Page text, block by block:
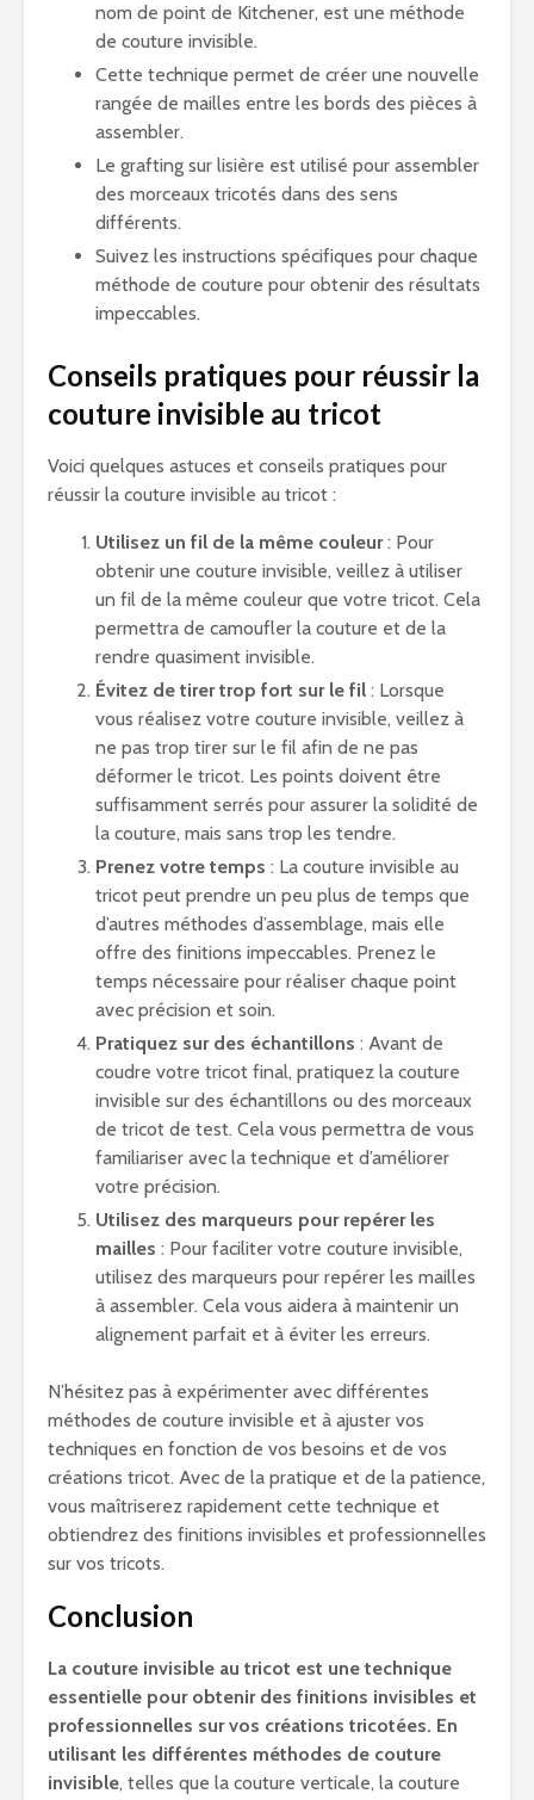
nom de point de Kitchener, est une méthode
de couture invisible.
Cette technique permet de créer une nouvelle
rangée de mailles entre les bords des pièces à
assembler.
Le grafting sur lisière est utilisé pour assembler
des morceaux tricotés dans des sens
différents.
Suivez les instructions spécifiques pour chaque
méthode de couture pour obtenir des résultats
impeccables.
Conseils pratiques pour réussir la
couture invisible au tricot
Voici quelques astuces et conseils pratiques pour
réussir la couture invisible au tricot :
Utilisez un fil de la même couleur: Pour
obtenir une couture invisible, veillez à utiliser
un fil de la même couleur que votre tricot. Cela
permettra de camoufler la couture et de la
rendre quasiment invisible.
Évitez de tirer trop fort sur le fil : Lorsque
vous réalisez votre couture invisible, veillez à
ne pas trop tirer sur le fil afin de ne pas
déformer le tricot. Les points doivent être
suffisamment serrés pour assurer la solidité de
la couture, mais sans trop les tendre.
Prenez votre temps : La couture invisible au
tricot peut prendre un peu plus de temps que
d’autres méthodes d’assemblage, mais elle
offre des finitions impeccables. Prenez le
temps nécessaire pour réaliser chaque point
avec précision et soin.
Pratiquez sur des échantillons : Avant de
coudre votre tricot final, pratiquez la couture
invisible sur des échantillons ou des morceaux
de tricot de test. Cela vous permettra de vous
familiariser avec la technique et d’améliorer
votre précision.
Utilisez des marqueurs pour repérer les
mailles : Pour faciliter votre couture invisible,
utilisez des marqueurs pour repérer les mailles
à assembler. Cela vous aidera à maintenir un
alignement parfait et à éviter les erreurs.
N’hésitez pas à expérimenter avec différentes
méthodes de couture invisible et à ajuster vos
techniques en fonction de vos besoins et de vos
créations tricot. Avec de la pratique et de la patience,
vous maîtriserez rapidement cette technique et
obtiendrez des finitions invisibles et professionnelles
sur vos tricots.
Conclusion
La couture invisible au tricot est une technique
essentielle pour obtenir des finitions invisibles et
professionnelles sur vos créations tricotées. En
utilisant les différentes méthodes de couture
invisible, telles que la couture verticale, la couture